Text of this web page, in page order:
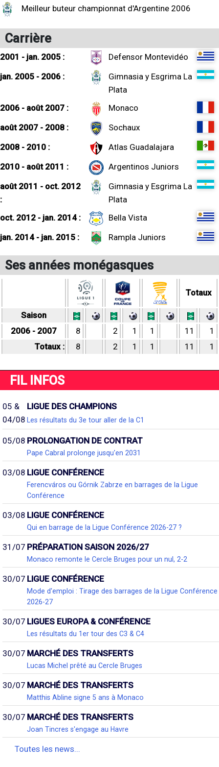
Meilleur buteur championnat d'Argentine 2006
Carrière
2001 - jan. 2005 :
Defensor Montevidéo
jan. 2005 - 2006 :
Gimnasia y Esgrima La
Plata
2006 - août 2007 :
Monaco
août 2007 - 2008 :
Sochaux
2008 - 2010 :
Atlas Guadalajara
2010 - août 2011 :
Argentinos Juniors
août 2011 - oct. 2012
:
Gimnasia y Esgrima La
Plata
oct. 2012 - jan. 2014 :
Bella Vista
jan. 2014 - jan. 2015 :
Rampla Juniors
Ses années monégasques
Totaux
Saison
2006 - 2007
8 2 1 1 11
1
Totaux :
8 2 1 1 11 1
FIL INFOS
05 &
04/08
LIGUE DES CHAMPIONS
Les résultats du 3e tour aller de la C1
05/08 PROLONGATION DE CONTRAT
Pape Cabral prolonge jusqu'en 2031
03/08 LIGUE CONFÉRENCE
Ferencváros ou Górnik Zabrze en barrages de la Ligue
Conférence
03/08 LIGUE CONFÉRENCE
Qui en barrage de la Ligue Conférence 2026-27 ?
31/07 PRÉPARATION SAISON 2026/27
Monaco remonte le Cercle Bruges pour un nul, 2-2
30/07 LIGUE CONFÉRENCE
Mode d'emploi : Tirage des barrages de la Ligue Conférence
2026-27
30/07 LIGUES EUROPA & CONFÉRENCE
Les résultats du 1er tour des C3 & C4
30/07 MARCHÉ DES TRANSFERTS
Lucas Michel prêté au Cercle Bruges
30/07 MARCHÉ DES TRANSFERTS
Matthis Abline signe 5 ans à Monaco
30/07 MARCHÉ DES TRANSFERTS
Joan Tincres s'engage au Havre
Toutes les news...